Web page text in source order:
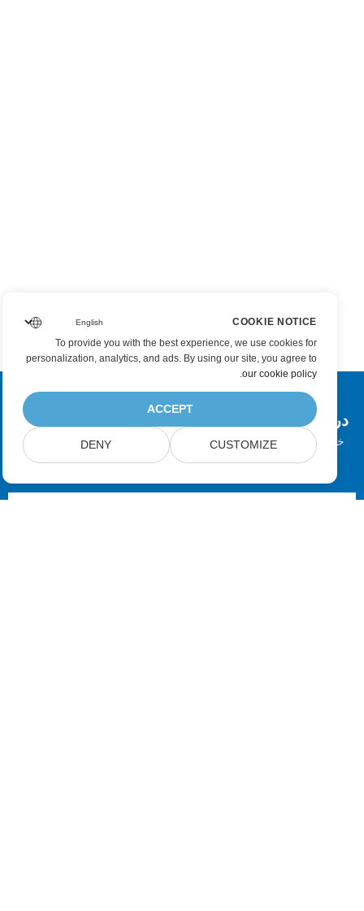
در به روزرسانی محصولات Aspose مشترک شوید
خبرنامه ها و پیشنهادات ماهانه را مستقیماً به صندوق پستی خود تحویل
دهید.
COOKIE NOTICE
To provide you with the best experience, we use cookies for
personalization, analytics, and ads. By using our site, you agree to
our cookie policy
.
ACCEPT
CUSTOMIZE
DENY